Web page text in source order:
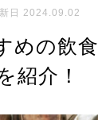
日 2024.09.02
めの飲
紹介！